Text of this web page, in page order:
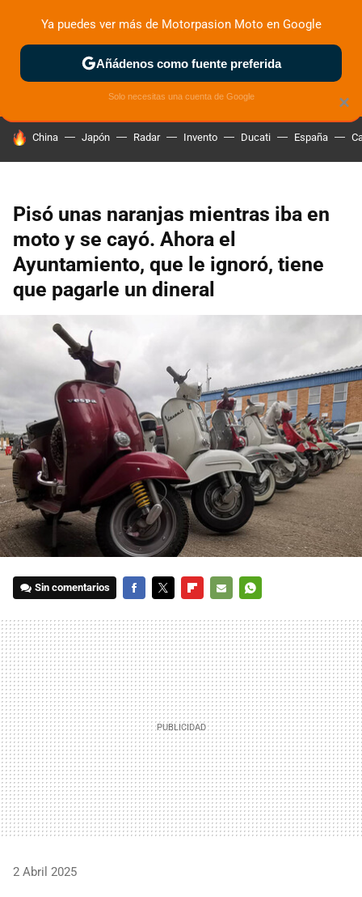
ZONA DE PRUEBAS DEPORTIVAS MOTOS ELÉCTRICAS
HOY SE HABLA DE
China Japón Radar Invento Ducati España
Pisó unas naranjas mientras iba en
moto y se cayó. Ahora el
Ayuntamiento, que le ignoró, tiene
que pagarle un dineral
Sin comentarios
MAIL
2 Abril 2025
×
Ya puedes ver más de Motorpasion Moto en Google
Añádenos como fuente preferida
Solo necesitas una cuenta de Google